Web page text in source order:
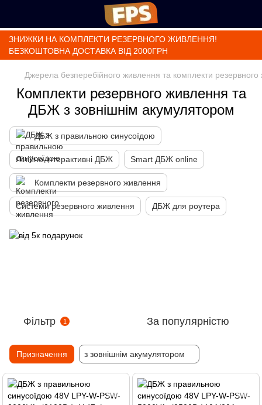
ЗНИЖКИ НА КОМПЛЕКТИ РЕЗЕРВНОГО ЖИВЛЕННЯ!
БЕЗКОШТОВНА ДОСТАВКА ВІД 2000ГРН
Джерела безперебійного живлення та комплекти
Комплекти резервного живлення та
ДБЖ з зовнішнім акумулятором
ДБЖ з правильною синусоїдою
Лінійно-інтерактивні ДБЖ Smart ДБЖ online
Комплекти резервного живлення
Системи резервного живлення ДБЖ для роутера
Фільтр 1 За популярністю
Призначення з зовнішнім акумулятором